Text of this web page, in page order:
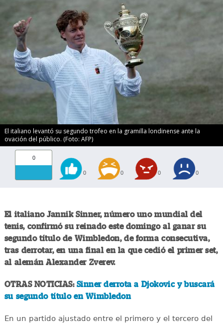
El italiano levantó su segundo trofeo en la gramilla londinense ante la
ovación del público. (Foto: AFP)
0
0 0 0 0
El italiano Jannik Sinner, número uno mundial del
tenis, confirmó su reinado este domingo al ganar su
segundo título de Wimbledon, de forma consecutiva,
tras derrotar, en una final en la que cedió el primer set,
al alemán Alexander Zverev.
OTRAS NOTICIAS: Sinner derrota a Djokovic y buscará
su segundo título en Wimbledon
En un partido ajustado entre el primero y el tercero del